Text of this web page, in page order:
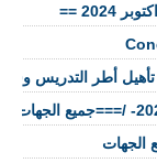
==
أطر التدريس